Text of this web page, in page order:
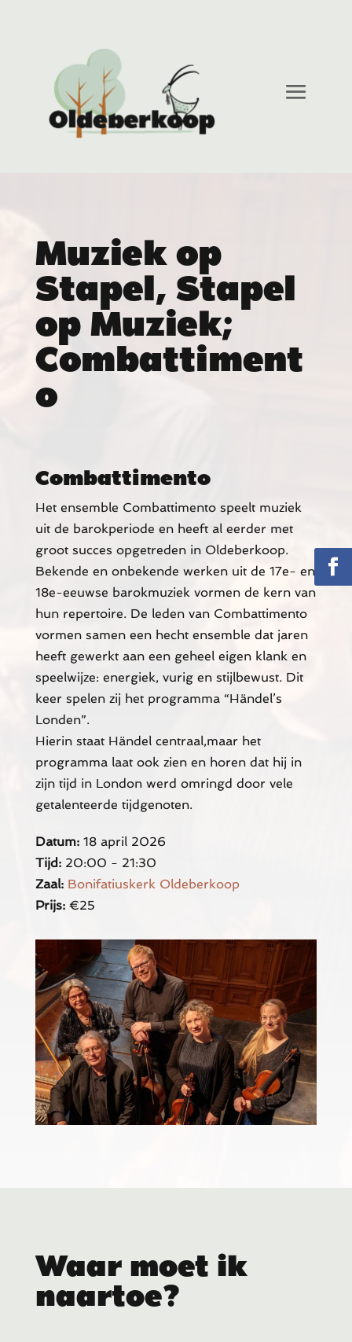
Muziek op
Stapel, Stapel
op Muziek;
Combattiment
o
Combattimento
Het ensemble Combattimento speelt muziek
uit de barokperiode en heeft al eerder met
groot succes opgetreden in Oldeberkoop.
Bekende en onbekende werken uit de 17e- en
18e-eeuwse barokmuziek vormen de kern van
hun repertoire. De leden van Combattimento
vormen samen een hecht ensemble dat jaren
heeft gewerkt aan een geheel eigen klank en
speelwijze: energiek, vurig en stijlbewust. Dit
keer spelen zij het programma “Händel’s
Londen”.
Hierin staat Händel centraal,maar het
programma laat ook zien en horen dat hij in
zijn tijd in London werd omringd door vele
getalenteerde tijdgenoten.
Datum: 18 april 2026
Tijd: 20:00 - 21:30
Zaal: Bonifatiuskerk Oldeberkoop
Prijs: €25
Waar moet ik
naartoe?